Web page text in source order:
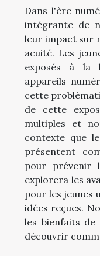
Dans l'ère
intégrante de
leur impact sur
acuité. Les
exposés à la
appareils
cette
de cette
multiples et
contexte que
présentent
pour prévenir
explorera les
pour les jeunes
idées reçues.
les bienfaits
découvrir